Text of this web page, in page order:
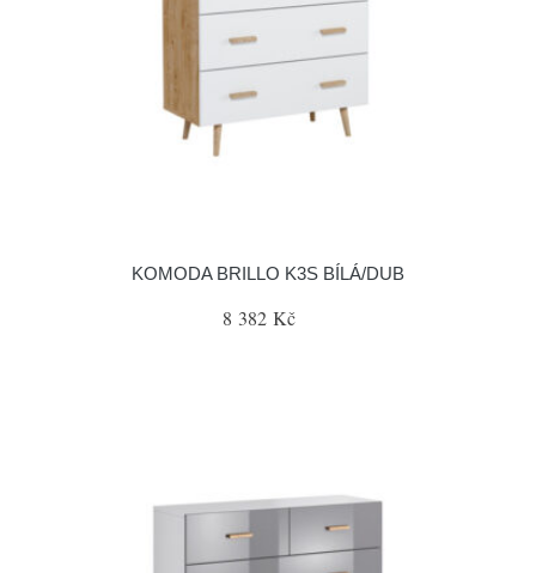
KOMODA BRILLO K3S BÍLÁ/DUB
8 382 Kč